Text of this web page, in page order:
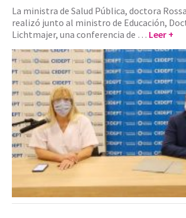
La ministra de Salud Pública, doctora
realizó junto al ministro de Educación,
Lichtmajer, una conferencia de … Leer +